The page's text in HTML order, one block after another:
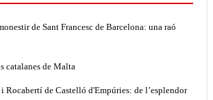
de Sant Francesc de Barcelona: una raó
catalanes de Malta
i Rocabertí de Castelló d'Empúries: de l’esplendor